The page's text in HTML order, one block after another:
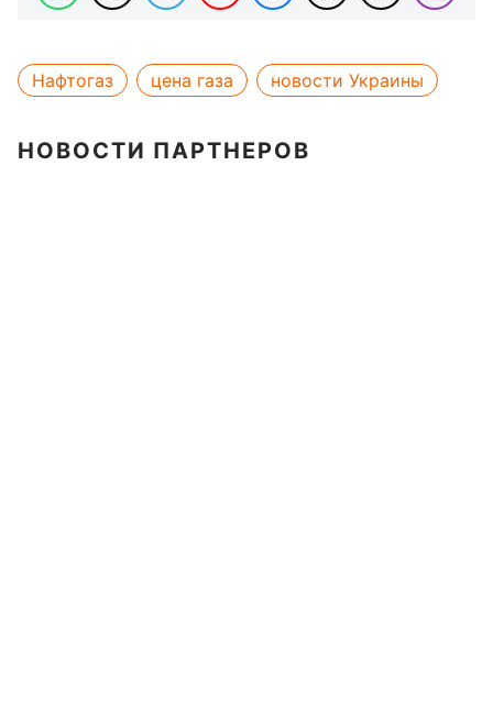
Нафтогаз цена газа новости Украины
НОВОСТИ ПАРТНЕРОВ